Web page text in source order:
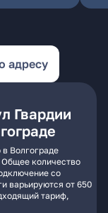
адресу
Гвардии
Волгограде
количество
со
варьируются от 650
тариф,